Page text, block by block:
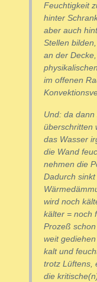
Feuchtigkeit
hinter
aber auch
Stellen
an der
im offenen
Und: da
überschritten
das Wasser
die Wand
nehmen die
Dadurch sinkt
wird noch
kälter = noch
Prozeß
weit
kalt und
trotz Lüftens,
die